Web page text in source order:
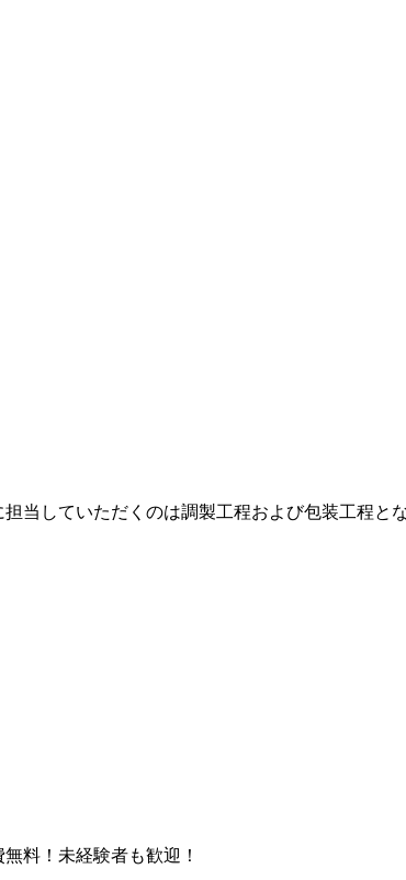
当していただくのは調製工程および包装工程
料！未経験者も歓迎！